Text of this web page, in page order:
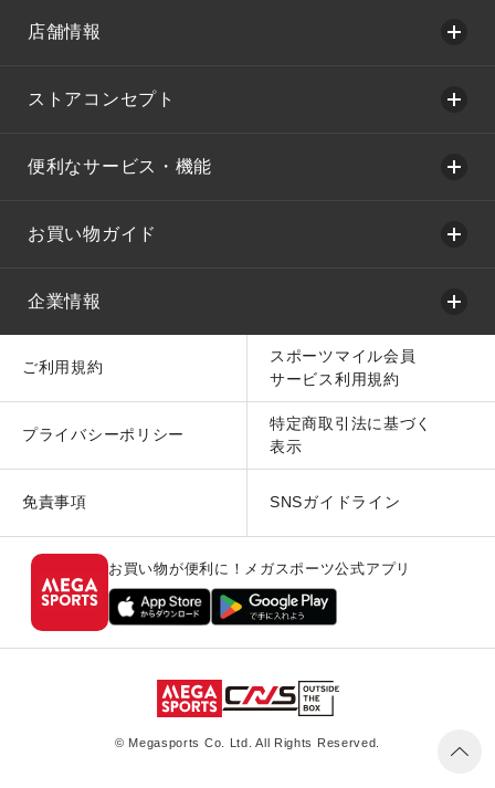
店舗情報
ストアコンセプト
便利なサービス・機能
お買い物ガイド
企業情報
ご利用規約
スポーツマイル会員
サービス利用規約
プライバシーポリシー
特定商取引法に基づく
表示
免責事項 SNSガイドライン
お買い物が便利に！メガスポーツ公式アプリ
© Megasports Co. Ltd. All Rights Reserved.